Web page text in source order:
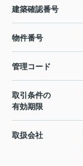
建築確認番号
物件番号
管理コード
取引条件の
有効期限
取扱会社